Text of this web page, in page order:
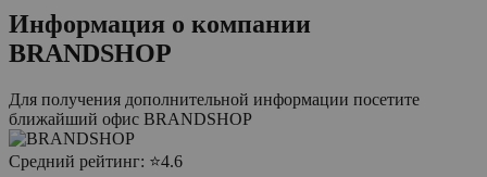
Информация о компании
BRANDSHOP
Для получения дополнительной информации посетите
ближайший офис BRANDSHOP
Средний рейтинг: ⭐4.6